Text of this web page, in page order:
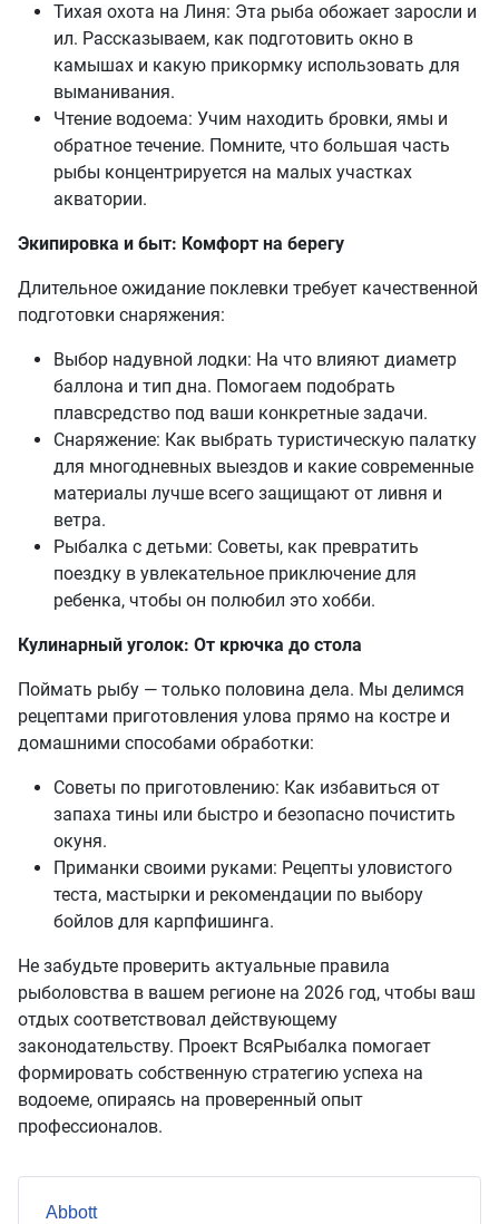
Тихая охота на Линя: Эта рыба обожает заросли и
ил. Рассказываем, как подготовить окно в
камышах и какую прикормку использовать для
выманивания.
Чтение водоема: Учим находить бровки, ямы и
обратное течение. Помните, что большая часть
рыбы концентрируется на малых участках
акватории.
Экипировка и быт: Комфорт на берегу
Длительное ожидание поклевки требует качественной
подготовки снаряжения:
Выбор надувной лодки: На что влияют диаметр
баллона и тип дна. Помогаем подобрать
плавсредство под ваши конкретные задачи.
Снаряжение: Как выбрать туристическую палатку
для многодневных выездов и какие современные
материалы лучше всего защищают от ливня и
ветра.
Рыбалка с детьми: Советы, как превратить
поездку в увлекательное приключение для
ребенка, чтобы он полюбил это хобби.
Кулинарный уголок: От крючка до стола
Поймать рыбу — только половина дела. Мы делимся
рецептами приготовления улова прямо на костре и
домашними способами обработки:
Советы по приготовлению: Как избавиться от
запаха тины или быстро и безопасно почистить
окуня.
Приманки своими руками: Рецепты уловистого
теста, мастырки и рекомендации по выбору
бойлов для карпфишинга.
Не забудьте проверить актуальные правила
рыболовства в вашем регионе на 2026 год, чтобы ваш
отдых соответствовал действующему
законодательству. Проект ВсяРыбалка помогает
формировать собственную стратегию успеха на
водоеме, опираясь на проверенный опыт
профессионалов.
Abbott